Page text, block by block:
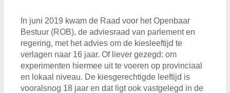
In juni 2019 kwam de Raad voor het Openbaar
Bestuur (ROB), de adviesraad van parlement en
regering, met het advies om de kiesleeftijd te
verlagen naar 16 jaar. Of liever gezegd: om
experimenten hiermee uit te voeren op provinciaal
en lokaal niveau. De kiesgerechtigde leeftijd is
vooralsnog 18 jaar en dat ligt ook vastgelegd in de